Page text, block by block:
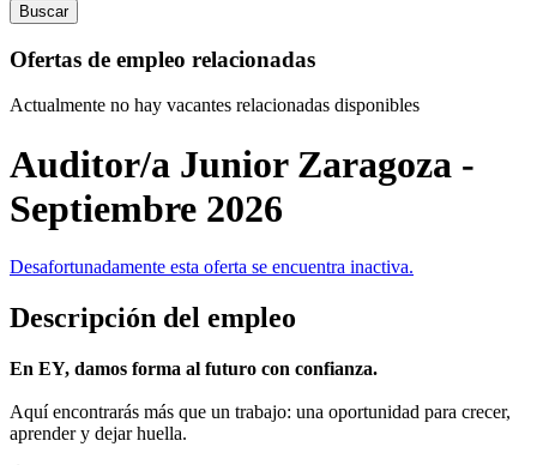
Buscar
Ofertas de empleo relacionadas
Actualmente no hay vacantes relacionadas disponibles
Auditor/a Junior Zaragoza -
Septiembre 2026
Desafortunadamente esta oferta se encuentra inactiva.
Descripción del empleo
En EY, damos forma al futuro con confianza.
Aquí encontrarás más que un trabajo: una oportunidad para crecer,
aprender y dejar huella.